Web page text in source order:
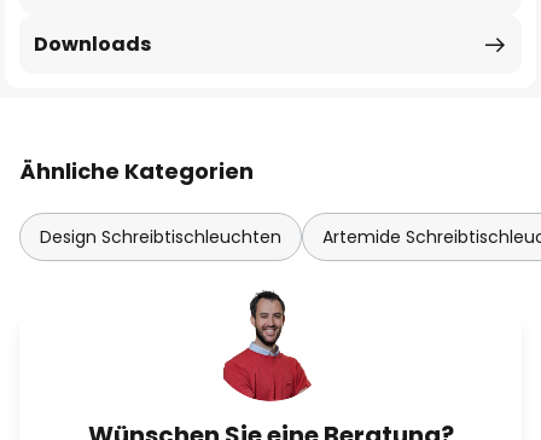
Downloads
Ähnliche Kategorien
Design Schreibtischleuchten Artemide